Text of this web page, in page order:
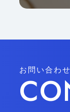
お問い合わせ